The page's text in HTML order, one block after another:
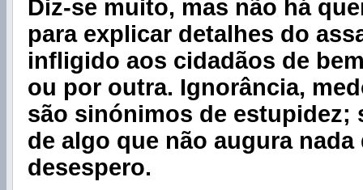
Diz-se muito, mas não há
para explicar detalhes do
infligido aos cidadãos de
ou por outra. Ignorância,
são sinónimos de estupidez;
de algo que não augura nada
desespero.